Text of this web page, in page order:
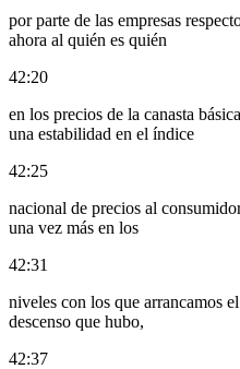
por parte de las empresas
ahora al quién es quién
42:20
en los precios de la canasta
una estabilidad en el índice
42:25
nacional de precios al
una vez más en los
42:31
niveles con los que arrancamos
descenso que hubo,
42:37